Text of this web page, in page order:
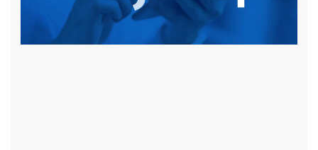
czytaj więcej